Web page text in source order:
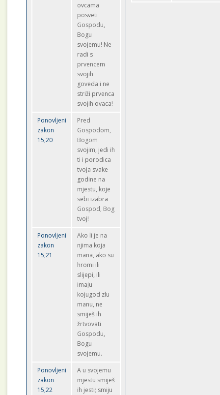
ovcama
posveti
Gospodu,
Bogu
svojemu! Ne
radi s
prvencem
svojih
goveda i ne
striži prvenca
svojih ovaca!
Ponovljeni
zakon
15,20
Pred
Gospodom,
Bogom
svojim, jedi ih
ti i porodica
tvoja svake
godine na
mjestu, koje
sebi izabra
Gospod, Bog
tvoj!
Ponovljeni
zakon
15,21
Ako li je na
njima koja
mana, ako su
hromi ili
slijepi, ili
imaju
kojugod zlu
manu, ne
smiješ ih
žrtvovati
Gospodu,
Bogu
svojemu.
Ponovljeni
zakon
15,22
A u svojemu
mjestu smiješ
ih jesti; smiju